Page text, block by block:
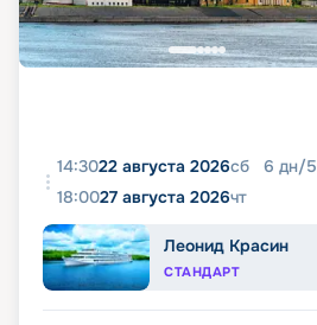
14:3022 августа 2026сб 6 дн/5
18:0027 августа 2026чт
Леонид Красин
СТАНДАРТ